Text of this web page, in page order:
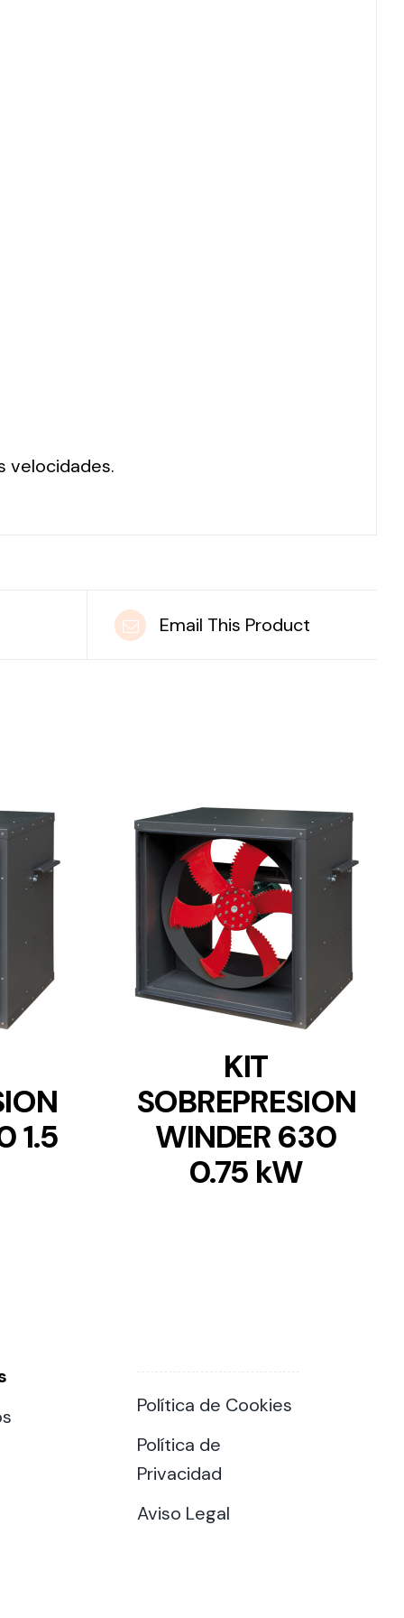
velocidades.
Email This Product
1.5
DETAILS
KIT
SOBREPRESION
WINDER 630
0.75 kW
Política de Cookies
Política de
Privacidad
Aviso Legal